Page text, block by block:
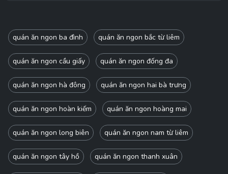
quán ăn ngon ba đình quán ăn ngon bắc từ liêm
quán ăn ngon cầu giấy quán ăn ngon đống đa
quán ăn ngon hà đông quán ăn ngon hai bà trưng
quán ăn ngon hoàn kiếm quán ăn ngon hoàng mai
quán ăn ngon long biên quán ăn ngon nam từ liêm
quán ăn ngon tây hồ quán ăn ngon thanh xuân